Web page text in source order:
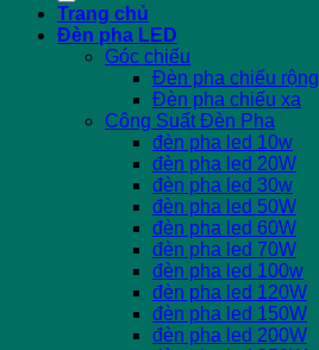
Trang chủ
Đèn pha LED
Góc chiếu
Đèn pha chiếu rộng
Đèn pha chiếu xa
Công Suất Đèn Pha
đèn pha led 10w
đèn pha led 20W
đèn pha led 30w
đèn pha led 50W
đèn pha led 60W
đèn pha led 70W
đèn pha led 100w
đèn pha led 120W
đèn pha led 150W
đèn pha led 200W